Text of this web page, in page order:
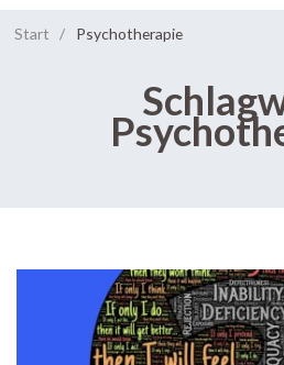
Start / Psychotherapie